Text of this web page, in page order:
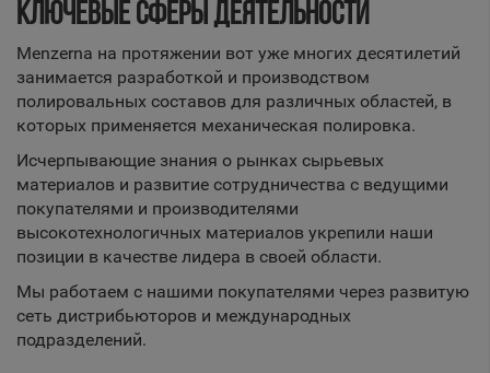
КЛЮЧЕВЫЕ СФЕРЫ ДЕЯТЕЛЬНОСТИ
Menzerna на протяжении вот уже многих десятилетий
занимается разработкой и производством
полировальных составов для различных областей, в
которых применяется механическая полировка.
Исчерпывающие знания о рынках сырьевых
материалов и развитие сотрудничества с ведущими
покупателями и производителями
высокотехнологичных материалов укрепили наши
позиции в качестве лидера в своей области.
Мы работаем с нашими покупателями через развитую
сеть дистрибьюторов и международных
подразделений.